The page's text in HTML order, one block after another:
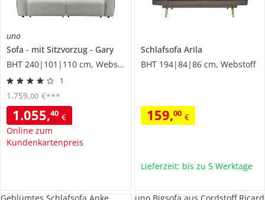
uno
Sofa
mit Sitzvorzug
Gary
BHT 240|101|110 cm, Webstoff
1
1.055,40 €
Online zum
Kundenkartenpreis
1.759,00 €***
Schlafsofa Arila
BHT 194|84|86 cm, Webstoff
159,00 €
Lieferzeit: bis zu 5 Werktage